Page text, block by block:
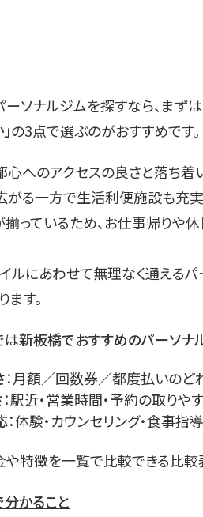
ソナルジムを探すなら、まずは
の3点で選ぶのがおすすめです。
へのアクセスの良さと落ち着
る一方で生活利便施設も充
っているため、お仕事帰りや
ルにあわせて無理なく通える
ます。
は新板橋でおすすめのパーソナ
：月額／回数券／都度払いのど
：駅近・営業時間・予約の取りや
：体験・カウンセリング・食事指
特徴を一覧で比較できる比較
かること